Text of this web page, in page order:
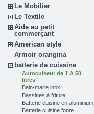
Le Mobilier
Le Textile
Aide au petit
commerçant
American style
Armoir orangina
batterie de cuissine
Autocuiseur de 1 A 50
litres
Bain-marie inox
Bassines à friture
Batterie cuisine en aluminium
Batterie cuisine fonte